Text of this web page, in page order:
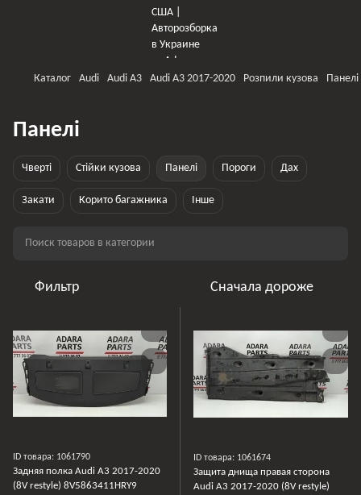
Каталог Audi Audi A3 Audi A3 2017-2020 Розпили кузова Панелі
Панелі
Чверті Стійки кузова Панелі Пороги Дах
Закати Корито багажника Інше
Фильтр Сначала дороже
ID товара: 1061790
Задняя полка Audi A3 2017-2020
(8V restyle) 8V5863411HRY9
ID товара: 1061674
Защита днища правая сторона
Audi A3 2017-2020 (8V restyle)